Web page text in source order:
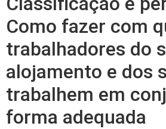
Como fazer com
trabalhadores do
alojamento e dos
trabalhem em
forma adequada